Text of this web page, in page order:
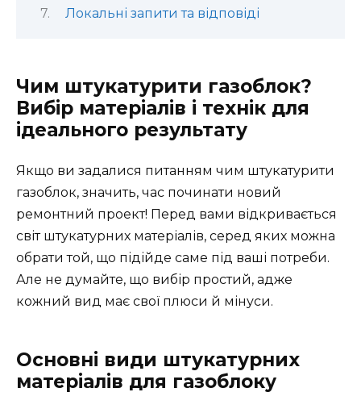
Локальні запити та відповіді
Чим штукатурити газоблок?
Вибір матеріалів і технік для
ідеального результату
Якщо ви задалися питанням чим штукатурити
газоблок, значить, час починати новий
ремонтний проект! Перед вами відкривається
світ штукатурних матеріалів, серед яких можна
обрати той, що підійде саме під ваші потреби.
Але не думайте, що вибір простий, адже
кожний вид має свої плюси й мінуси.
Основні види штукатурних
матеріалів для газоблоку